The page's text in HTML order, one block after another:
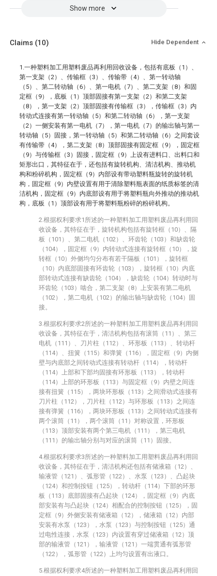
Show more
Claims (10) Hide Dependent
1.一种塑料加工用塑料废品再利用回收设备，包括有底板（1）、
第一支架（2）、传输框（3）、传输带（4）、第一转动轴
（5）、第二转动轴（6）、第一电机（7）、第二支架（8）和固
定框（9），底板（1）顶部固接有第一支架（2）和第二支架
（8），第一支架（2）顶部固接有传输框（3），传输框（3）内
转动式连接有第一转动轴（5）和第二转动轴（6），第一支架
（2）一侧安装有第一电机（7），第一电机（7）的输出轴与第一
转动轴（5）固接，第一转动轴（5）和第二转动轴（6）之间套设
有传输带（4），第二支架（8）顶部固接有固定框（9），固定框
（9）与传输框（3）固接，固定框（9）上设有进料口、出料口和
矩形出口，其特征在于，还包括有旋转机构、清洁机构、推动机
构和粉碎机构，固定框（9）内部设有带动塑料瓶旋转的旋转机
构，固定框（9）内壁设置有用于清除塑料瓶表面的纸质标签的清
洁机构，固定框（9）内底部设有用于将塑料瓶向外推动的推动机
构，底板（1）顶部设有用于将塑料瓶粉碎的粉碎机构。
2.根据权利要求1所述的一种塑料加工用塑料废品再利用回
收设备，其特征在于，旋转机构包括有旋转框（10）、隔
板（101）、第二电机（102）、环齿轮（103）和缺齿轮
（104），固定框（9）内转动式连接有旋转框（10），旋
转框（10）外侧均匀分布有若干隔板（101），旋转框
（10）内底部固接有环齿轮（103），旋转框（10）内底
部转动式连接有缺齿轮（104），缺齿轮（104）转动时与
环齿轮（103）啮合，第二支架（8）上安装有第二电机
（102），第二电机（102）的输出轴与缺齿轮（104）固
接。
3.根据权利要求2所述的一种塑料加工用塑料废品再利用回
收设备，其特征在于，清洁机构包括有滚筒（11）、第三
电机（111）、刀片柱（112）、环形板（113）、转动杆
（114）、扭簧（115）和弹簧（116），固定框（9）内侧
壁与内底部之间转动式连接有转动杆（114），转动杆
（114）上部和下部均固接有环形板（113），转动杆
（114）上部的环形板（113）与固定框（9）内壁之间连
接有扭簧（115），两块环形板（113）之间滑动式连接有
刀片柱（112），刀片柱（112）与环形板（113）之间连
接有弹簧（116），两块环形板（113）之间转动式连接有
两个滚筒（11），两个滚筒（11）对称设置，环形板
（113）顶部安装有两个第三电机（111），第三电机
（111）的输出轴分别与对应的滚筒（11）固接。
4.根据权利要求3所述的一种塑料加工用塑料废品再利用回
收设备，其特征在于，清洁机构还包括有储液箱（12）、
输液管（121）、弧形管（122）、水泵（123）、凸起块
（124）和控制按钮（125），转动杆（114）下部的环形
板（113）底部固接有凸起块（124），固定框（9）内底
部安装有与凸起块（124）相配合的控制按钮（125），固
定框（9）外侧安装有储液箱（12），储液箱（12）内部
安装有水泵（123），水泵（123）与控制按钮（125）通
过电性连接，水泵（123）内设置有穿过储液箱（12）顶
部的输液管（121），输液管（121）一端贯通有弧形管
（122），弧形管（122）上均匀设置有出液口。
5.根据权利要求4所述的一种塑料加工用塑料废品再利用回